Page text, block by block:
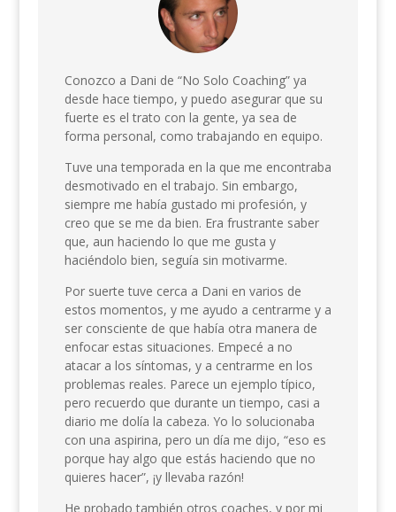
Conozco a Dani de “No Solo Coaching” ya
desde hace tiempo, y puedo asegurar que su
fuerte es el trato con la gente, ya sea de
forma personal, como trabajando en equipo.
Tuve una temporada en la que me encontraba
desmotivado en el trabajo. Sin embargo,
siempre me había gustado mi profesión, y
creo que se me da bien. Era frustrante saber
que, aun haciendo lo que me gusta y
haciéndolo bien, seguía sin motivarme.
Por suerte tuve cerca a Dani en varios de
estos momentos, y me ayudo a centrarme y a
ser consciente de que había otra manera de
enfocar estas situaciones. Empecé a no
atacar a los síntomas, y a centrarme en los
problemas reales. Parece un ejemplo típico,
pero recuerdo que durante un tiempo, casi a
diario me dolía la cabeza. Yo lo solucionaba
con una aspirina, pero un día me dijo, “eso es
porque hay algo que estás haciendo que no
quieres hacer”, ¡y llevaba razón!
He probado también otros coaches, y por mi